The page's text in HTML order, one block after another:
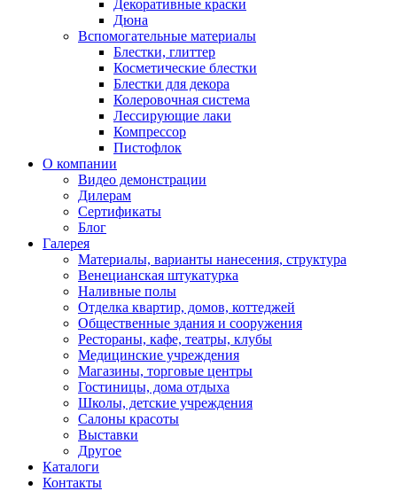
Декоративные краски
Дюна
Вспомогательные материалы
Блестки, глиттер
Косметические блестки
Блестки для декора
Колеровочная система
Лессирующие лаки
Компрессор
Пистофлок
О компании
Видео демонстрации
Дилерам
Сертификаты
Блог
Галерея
Материалы, варианты нанесения, структура
Венецианская штукатурка
Наливные полы
Отделка квартир, домов, коттеджей
Общественные здания и сооружения
Рестораны, кафе, театры, клубы
Медицинские учреждения
Магазины, торговые центры
Гостиницы, дома отдыха
Школы, детские учреждения
Салоны красоты
Выставки
Другое
Каталоги
Контакты